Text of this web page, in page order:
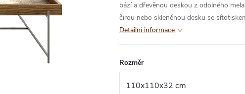
bází a dřevěnou deskou z odolného
čirou nebo skleněnou desku se
Detailní informace
Rozměr